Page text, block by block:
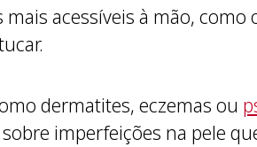
acessíveis à mão,
dermatites, eczemas ou
imperfeições na pele